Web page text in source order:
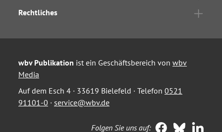
Rechtliches
wbv Publikation ist ein Geschäftsbereich von wbv
Media
Auf dem Esch 4 · 33619 Bielefeld · Telefon 0521
91101-0 · service@wbv.de
Folgen Sie uns auf: